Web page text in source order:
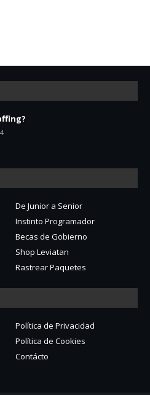
De Junior a Senior
Instinto Programador
Becas de Gobierno
Shop Leviatan
Rastrear Paquetes
Política de Privacidad
Política de Cookies
Contácto